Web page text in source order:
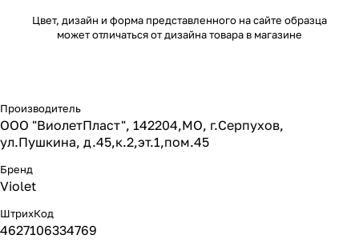
Цвет, дизайн и форма представленного на сайте образца
может отличаться от дизайна товара в магазине
Производитель
ООО "ВиолетПласт", 142204,МО, г.Серпухов,
ул.Пушкина, д.45,к.2,эт.1,пом.45
Бренд
Violet
ШтрихКод
4627106334769